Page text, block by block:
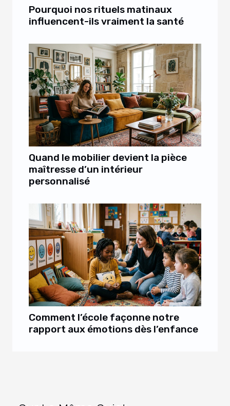
Pourquoi nos rituels matinaux
influencent-ils vraiment la santé
Quand le mobilier devient la pièce
maîtresse d’un intérieur
personnalisé
Comment l’école façonne notre
rapport aux émotions dès l’enfance